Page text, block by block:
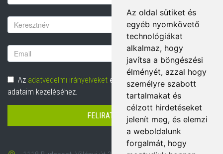
Az oldal sütiket és
egyéb nyomkövető
technológiákat
alkalmaz, hogy
javítsa a böngészési
élményét, azzal hogy
személyre szabott
tartalmakat és
célzott hirdetéseket
jelenít meg, és elemzi
a weboldalunk
forgalmát, hogy
Vezetéknév
Email
cím
Adatvédelem
Az adatvédelmi irányelveket elolvastam és hozzájárulok
adataim kezeléséhez.
FELIRATKOZÁS